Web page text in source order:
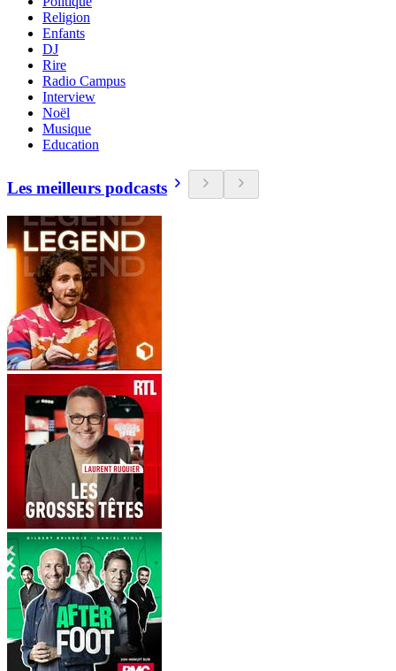
Religion
Enfants
DJ
Rire
Radio Campus
Interview
Noël
Musique
Education
Les meilleurs podcasts